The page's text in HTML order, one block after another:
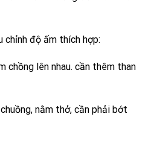
chỉnh độ ấm thích hợp:
chồng lên nhau. cần thêm than
nằm thở, cần phải bớt